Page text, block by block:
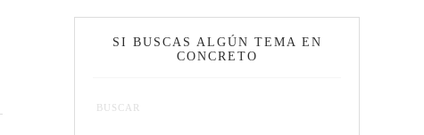
SI BUSCAS ALGÚN TEMA EN
CONCRETO